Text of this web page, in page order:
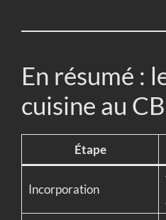
En résumé :
cuisine au
Étape
Incorporation